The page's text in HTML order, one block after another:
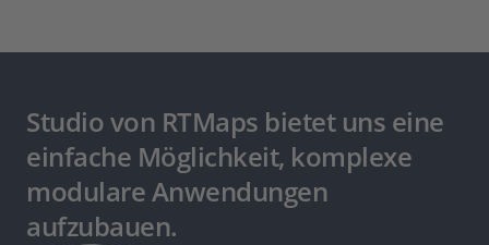
Studio von RTMaps bietet uns eine
einfache Möglichkeit, komplexe
modulare Anwendungen
aufzubauen.